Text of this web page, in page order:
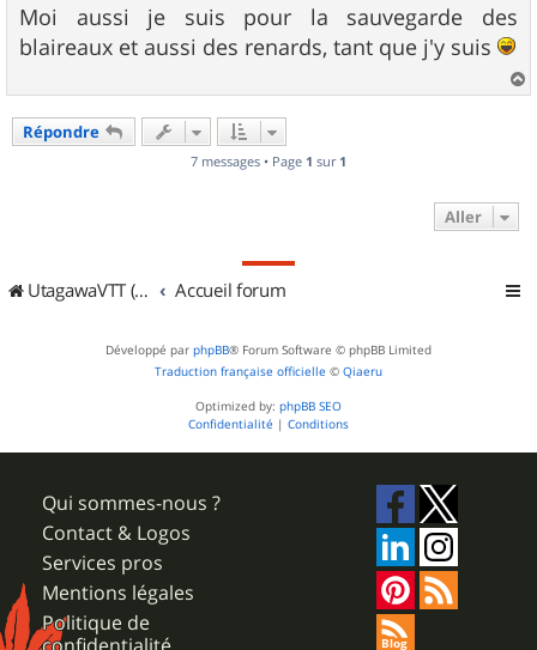
s
s
a
Moi aussi je suis pour la sauvegarde des
blaireaux et aussi des renards, tant que j'y suis
a
Répondre
7 messages • Page 1 sur 1
Aller
UtagawaVTT (Randos VTT et VTTAE avec traces GPS) Accueil forum
Développé par phpBB® Forum Software © phpBB Limited
Traduction française officielle © Qiaeru
Optimized by: phpBB SEO
Confidentialité | Conditions
Qui sommes-nous ?
Contact & Logos
Services pros
Mentions légales
Politique de